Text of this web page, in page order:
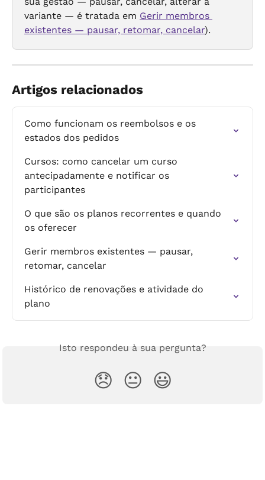
variante — é tratada em Gerir membros
existentes — pausar, retomar, cancelar).
Artigos relacionados
Como funcionam os reembolsos e os
estados dos pedidos
Cursos: como cancelar um curso
antecipadamente e notificar os
participantes
O que são os planos recorrentes e quando
os oferecer
Gerir membros existentes — pausar,
retomar, cancelar
Histórico de renovações e atividade do
plano
Isto respondeu à sua pergunta?
😞 😐 😃